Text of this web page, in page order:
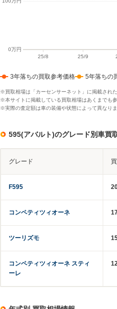
3年落ちの買取参考価格 5年落ちの
※買取相場は「カーセンサーネット」に掲載され
※本サイトに掲載している買取相場はあくまでも
※実際の査定額は車の装備や状態によって異なりま
595(アバルト)のグレード別車買
グレード
F595
コンペティツィオーネ
ツーリズモ
コンペティツィオーネ スティ
ーレ